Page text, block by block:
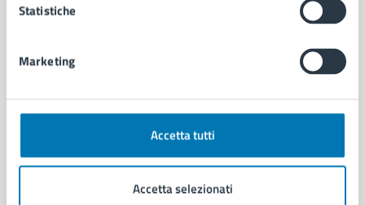
Statistiche
Marketing
Accetta tutti
Accetta selezionati
Ambiente
Autorizzazioni
Educazione e formazione
Giustizia e sicurezza pubblica
Imprese e commercio